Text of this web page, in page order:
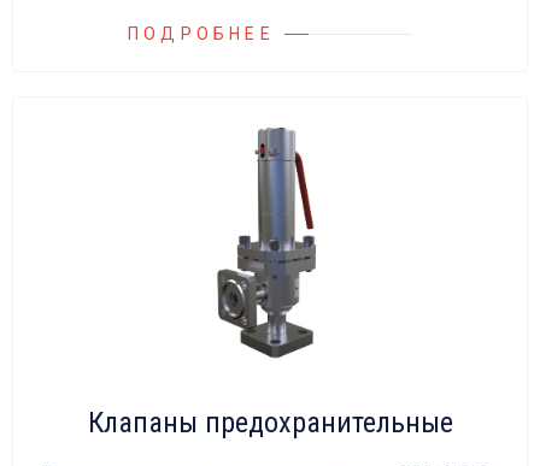
ПОДРОБНЕЕ
Клапаны предохранительные